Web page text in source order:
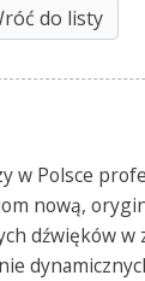
do listy
w Polsce
nową,
dźwięków w